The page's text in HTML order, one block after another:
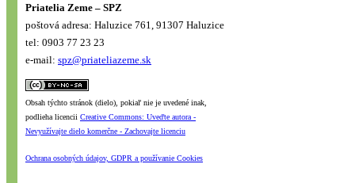
Priatelia Zeme – SPZ
poštová adresa: Haluzice 761, 91307 Haluzice
tel: 0903 77 23 23
e-mail: spz@priateliazeme.sk
Obsah týchto stránok (dielo), pokiaľ nie je uvedené inak,
podlieha licencii Creative Commons: Uveďte autora -
Nevyužívajte dielo komerčne - Zachovajte licenciu
Ochrana osobných údajov, GDPR a používanie Cookies